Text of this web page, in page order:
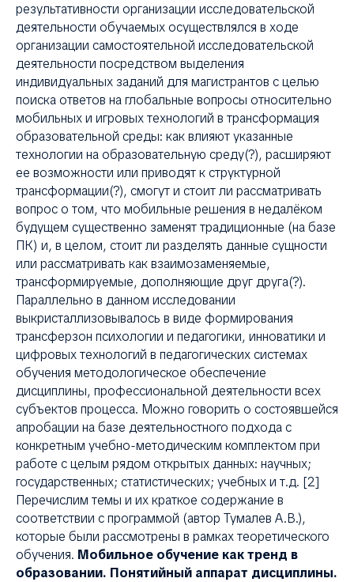
результативности организации исследовательской
деятельности обучаемых осуществлялся в ходе
организации самостоятельной исследовательской
деятельности посредством выделения
индивидуальных заданий для магистрантов с целью
поиска ответов на глобальные вопросы относительно
мобильных и игровых технологий в трансформация
образовательной среды: как влияют указанные
технологии на образовательную среду(?), расширяют
ее возможности или приводят к структурной
трансформации(?), смогут и стоит ли рассматривать
вопрос о том, что мобильные решения в недалёком
будущем существенно заменят традиционные (на базе
ПК) и, в целом, стоит ли разделять данные сущности
или рассматривать как взаимозаменяемые,
трансформируемые, дополняющие друг друга(?).
Параллельно в данном исследовании
выкристаллизовывалось в виде формирования
трансферзон психологии и педагогики, инноватики и
цифровых технологий в педагогических системах
обучения методологическое обеспечение
дисциплины, профессиональной деятельности всех
субъектов процесса. Можно говорить о состоявшейся
апробации на базе деятельностного подхода с
конкретным учебно-методическим комплектом при
работе с целым рядом открытых данных: научных;
государственных; статистических; учебных и т.д. [2]
Перечислим темы и их краткое содержание в
соответствии с программой (автор Тумалев А.В.),
которые были рассмотрены в рамках теоретического
обучения. Мобильное обучение как тренд в
образовании. Понятийный аппарат дисциплины.